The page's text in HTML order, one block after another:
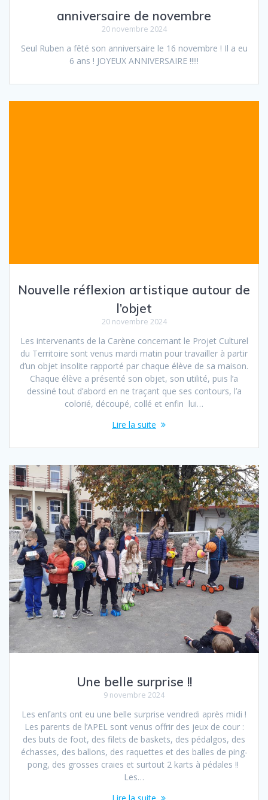
anniversaire de novembre
20 novembre 2024
Seul Ruben a fêté son anniversaire le 16 novembre ! Il a eu
6 ans ! JOYEUX ANNIVERSAIRE !!!!!
Nouvelle réflexion artistique autour de
l’objet
20 novembre 2024
Les intervenants de la Carène concernant le Projet Culturel
du Territoire sont venus mardi matin pour travailler à partir
d’un objet insolite rapporté par chaque élève de sa maison.
Chaque élève a présenté son objet, son utilité, puis l’a
dessiné tout d’abord en ne traçant que ses contours, l’a
colorié, découpé, collé et enfin lui…
Lire la suite
Une belle surprise !!
9 novembre 2024
Les enfants ont eu une belle surprise vendredi après midi !
Les parents de l’APEL sont venus offrir des jeux de cour :
des buts de foot, des filets de baskets, des pédalgos, des
échasses, des ballons, des raquettes et des balles de ping-
pong, des grosses craies et surtout 2 karts à pédales !!
Les…